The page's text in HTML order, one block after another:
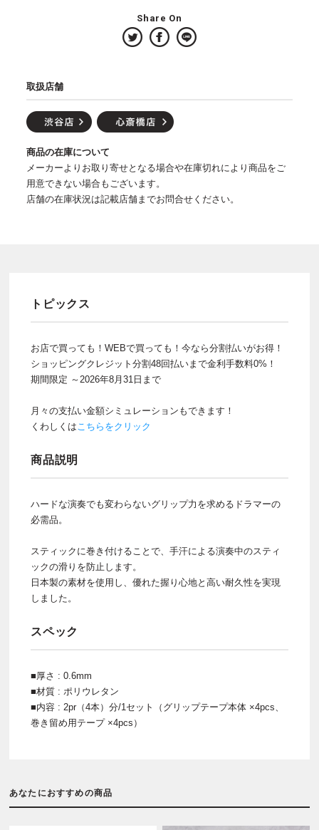
Share On
取扱店舗
商品の在庫について
メーカーよりお取り寄せとなる場合や在庫切れにより商品をご
用意できない場合もございます。
店舗の在庫状況は記載店舗までお問合せください。
トピックス
お店で買っても！WEBで買っても！今なら分割払いがお得！
ショッピングクレジット分割48回払いまで金利手数料0%！
期間限定 ～2026年8月31日まで
月々の支払い金額シミュレーションもできます！
くわしくはこちらをクリック
商品説明
ハードな演奏でも変わらないグリップ力を求めるドラマーの
必需品。
スティックに巻き付けることで、手汗による演奏中のスティ
ックの滑りを防止します。
日本製の素材を使用し、優れた握り心地と高い耐久性を実現
しました。
スペック
■厚さ : 0.6mm
■材質 : ポリウレタン
■内容 : 2pr（4本）分/1セット（グリップテープ本体 ×4pcs、
巻き留め用テープ ×4pcs）
あなたにおすすめの商品